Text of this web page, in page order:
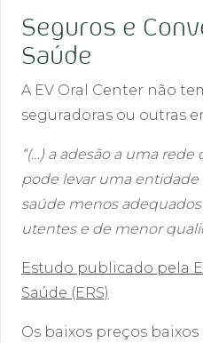
Seguros e
Saúde
A EV Oral Center não
seguradoras ou outras
“(…) a adesão a uma
pode levar uma
saúde menos
utentes e de menor
Estudo publicado pela
Saúde (ERS)
Os baixos preços